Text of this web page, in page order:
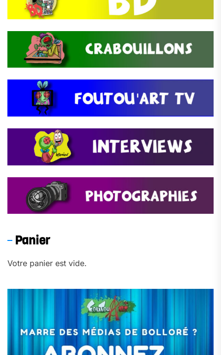
Panier
Votre panier est vide.